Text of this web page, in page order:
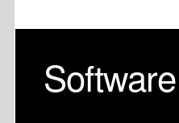
Software